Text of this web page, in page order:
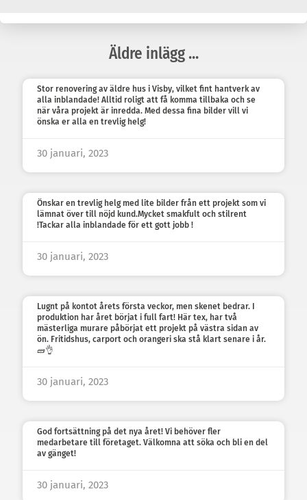
Äldre inlägg ...
Stor renovering av äldre hus i Visby, vilket fint hantverk av
alla inblandade! Alltid roligt att få komma tillbaka och se
när våra projekt är inredda. Med dessa fina bilder vill vi
önska er alla en trevlig helg!
30 januari, 2023
Önskar en trevlig helg med lite bilder från ett projekt som vi
lämnat över till nöjd kund.Mycket smakfult och stilrent
!Tackar alla inblandade för ett gott jobb !
30 januari, 2023
Lugnt på kontot årets första veckor, men skenet bedrar. I
produktion har året börjat i full fart! Här tex, har två
mästerliga murare påbörjat ett projekt på västra sidan av
ön. Fritidshus, carport och orangeri ska stå klart senare i år.
🧱👌
30 januari, 2023
God fortsättning på det nya året! Vi behöver fler
medarbetare till företaget. Välkomna att söka och bli en del
av gänget!
30 januari, 2023